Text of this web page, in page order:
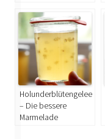
Holunderblütengelee
– Die bessere
Marmelade